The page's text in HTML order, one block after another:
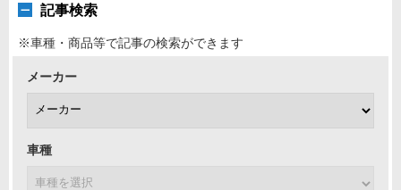
記事検索
※車種・商品等で記事の検索ができます
メーカー
車種